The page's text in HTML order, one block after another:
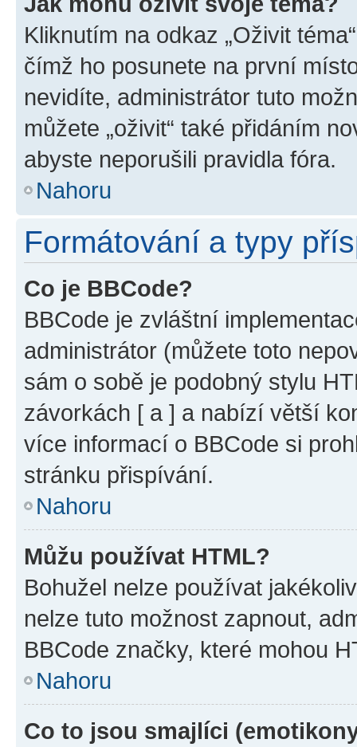
Kliknutím na odkaz „Oživit
čímž ho posunete na první
nevidíte, administrátor tuto
můžete „oživit“ také přidáním
abyste neporušili pravidla fóra.
Nahoru
Formátování a typy
Co je BBCode?
BBCode je zvláštní
administrátor (můžete toto
sám o sobě je podobný stylu
závorkách [ a ] a nabízí větší
více informací o BBCode si
stránku přispívání.
Nahoru
Můžu používat HTML?
Bohužel nelze používat
nelze tuto možnost zapnout,
BBCode značky, které mohou
Nahoru
Co to jsou smajlíci